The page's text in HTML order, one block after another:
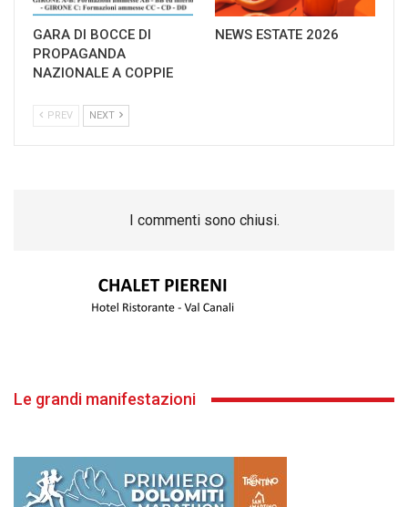
GARA DI BOCCE DI
PROPAGANDA
NAZIONALE A COPPIE
NEWS ESTATE 2026
PREV NEXT
I commenti sono chiusi.
Le grandi manifestazioni